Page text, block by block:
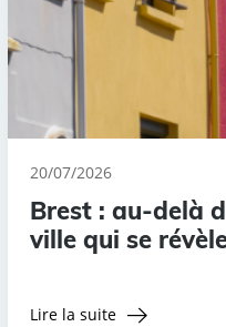
20/07/2026
Brest : au-delà
ville qui se
Lire la suite